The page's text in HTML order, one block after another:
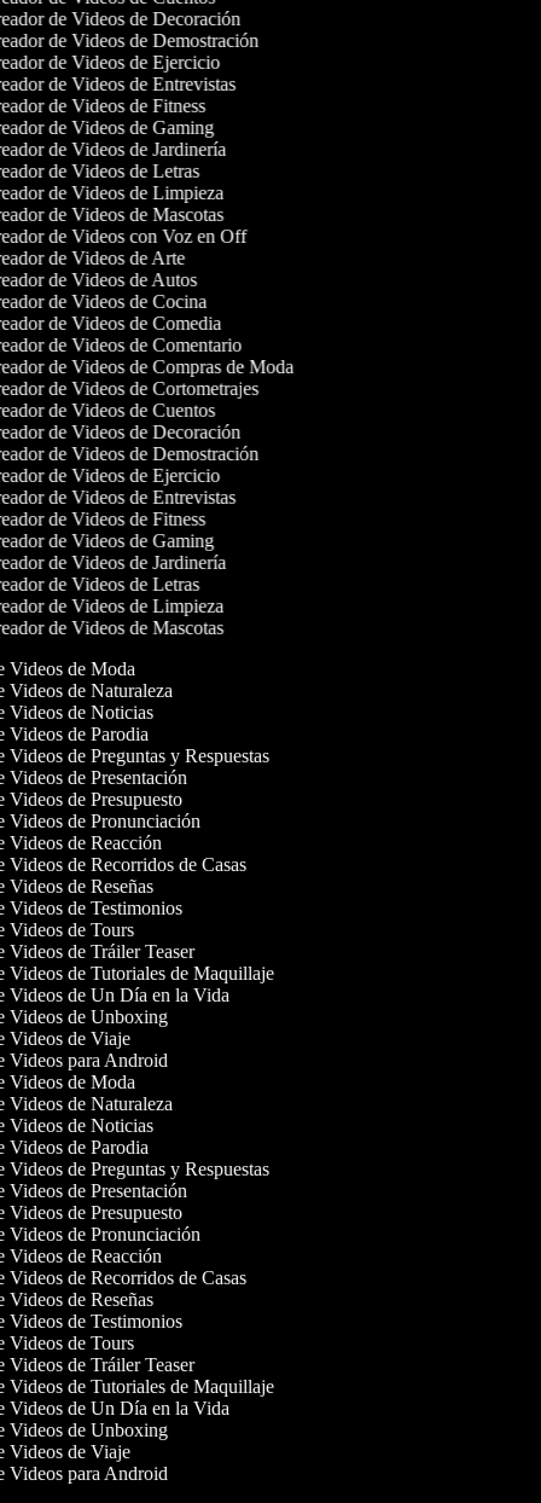
de Videos de Decoración
de Videos de Demostración
de Videos de Ejercicio
de Videos de Entrevistas
de Videos de Fitness
de Videos de Gaming
de Videos de Jardinería
de Videos de Letras
de Videos de Limpieza
de Videos de Mascotas
de Videos con Voz en Off
de Videos de Arte
de Videos de Autos
de Videos de Cocina
de Videos de Comedia
de Videos de Comentario
de Videos de Compras de Moda
de Videos de Cortometrajes
de Videos de Cuentos
de Videos de Decoración
de Videos de Demostración
de Videos de Ejercicio
de Videos de Entrevistas
de Videos de Fitness
de Videos de Gaming
de Videos de Jardinería
de Videos de Letras
de Videos de Limpieza
de Videos de Mascotas
Videos de Moda
Videos de Naturaleza
Videos de Noticias
Videos de Parodia
Videos de Preguntas y Respuestas
Videos de Presentación
Videos de Presupuesto
Videos de Pronunciación
Videos de Reacción
Videos de Recorridos de Casas
Videos de Reseñas
Videos de Testimonios
Videos de Tours
Videos de Tráiler Teaser
Videos de Tutoriales de Maquillaje
Videos de Un Día en la Vida
Videos de Unboxing
Videos de Viaje
Videos para Android
Videos de Moda
Videos de Naturaleza
Videos de Noticias
Videos de Parodia
Videos de Preguntas y Respuestas
Videos de Presentación
Videos de Presupuesto
Videos de Pronunciación
Videos de Reacción
Videos de Recorridos de Casas
Videos de Reseñas
Videos de Testimonios
Videos de Tours
Videos de Tráiler Teaser
Videos de Tutoriales de Maquillaje
Videos de Un Día en la Vida
Videos de Unboxing
Videos de Viaje
Videos para Android